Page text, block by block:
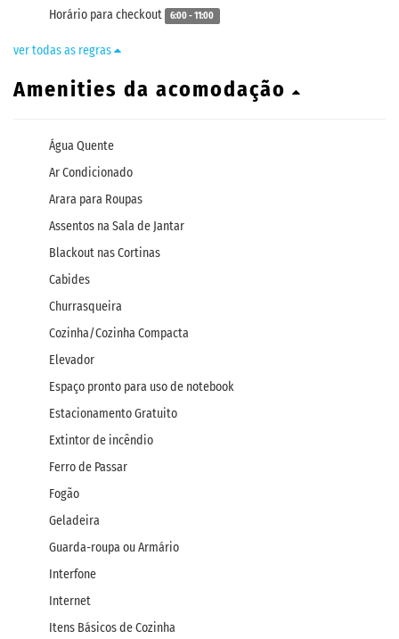
Horário para checkout 6:00 - 11:00
ver todas as regras
Amenities da acomodação
Água Quente
Ar Condicionado
Arara para Roupas
Assentos na Sala de Jantar
Blackout nas Cortinas
Cabides
Churrasqueira
Cozinha/Cozinha Compacta
Elevador
Espaço pronto para uso de notebook
Estacionamento Gratuito
Extintor de incêndio
Ferro de Passar
Fogão
Geladeira
Guarda-roupa ou Armário
Interfone
Internet
Itens Básicos de Cozinha